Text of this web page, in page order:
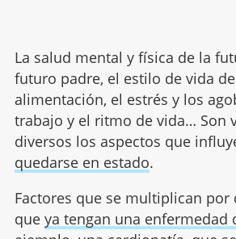
La salud mental y física de la
futuro padre, el estilo de vida
alimentación, el estrés y los
trabajo y el ritmo de vida… Son
diversos los aspectos que
quedarse en estado.
Factores que se multiplican por
que ya tengan una enfermedad